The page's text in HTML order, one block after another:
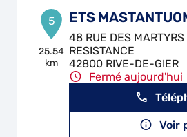
5
25.54
km
ETS
48 RUE DES
RESISTANCE
42800 RIVE-DE-GIER
Fermé aujourd'hui
Voir